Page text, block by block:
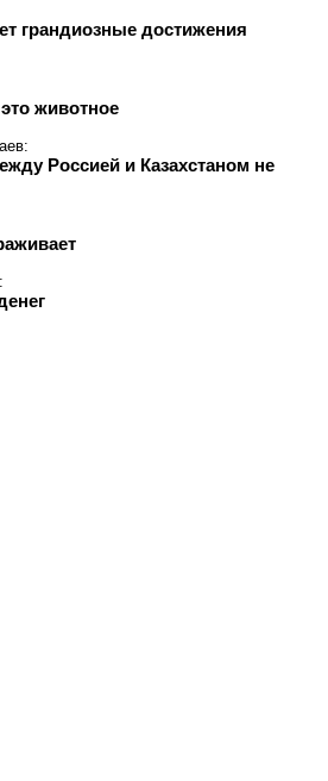
грандиозные достижения
животное
:
Россией и Казахстаном не
: